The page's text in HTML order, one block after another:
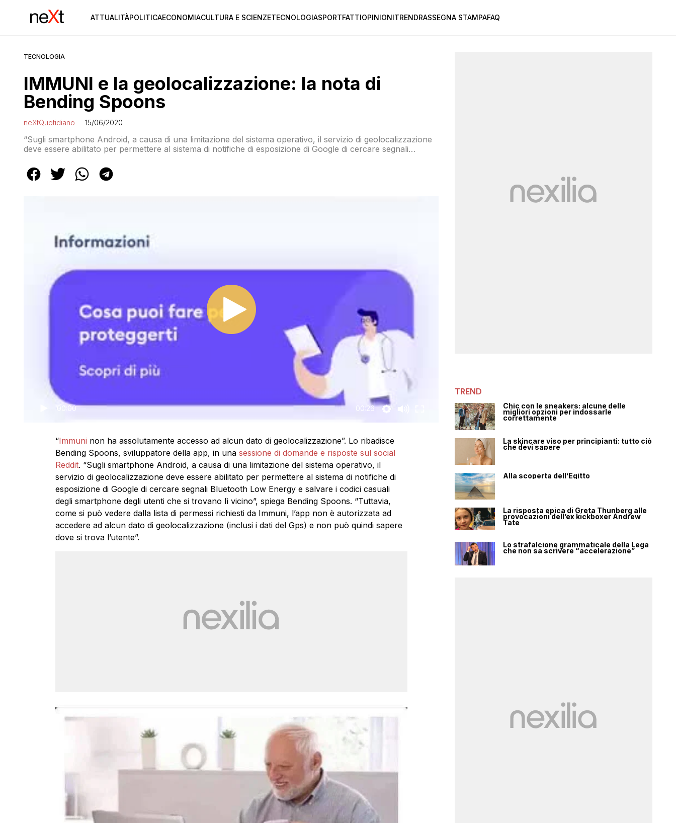
ATTUALITÀPOLITICAECONOMIACULTURA E SCIENZETECNOLOGIASPORTFATTIOPINIONITRENDRASSEGNA STAMPAFAQ
TECNOLOGIA
IMMUNI e la geolocalizzazione: la nota di
Bending Spoons
neXtQuotidiano 15/06/2020
“Sugli smartphone Android, a causa di una limitazione del sistema operativo, il servizio di geolocalizzazione
deve essere abilitato per permettere al sistema di notifiche di esposizione di Google di cercare segnali
00:00 00:26
“Immuni non ha assolutamente accesso ad alcun dato di geolocalizzazione”. Lo ribadisce
Bending Spoons, sviluppatore della app, in una sessione di domande e risposte sul social
Reddit. “Sugli smartphone Android, a causa di una limitazione del sistema operativo, il
servizio di geolocalizzazione deve essere abilitato per permettere al sistema di notifiche di
esposizione di Google di cercare segnali Bluetooth Low Energy e salvare i codici casuali
degli smartphone degli utenti che si trovano lì vicino”, spiega Bending Spoons. “Tuttavia,
come si può vedere dalla lista di permessi richiesti da Immuni, l’app non è autorizzata ad
accedere ad alcun dato di geolocalizzazione (inclusi i dati del Gps) e non può quindi sapere
dove si trova l’utente”.
TREND
Chic con le sneakers: alcune delle
migliori opzioni per indossarle
correttamente
La skincare viso per principianti: tutto ciò
che devi sapere
Alla scoperta dell’Egitto
La risposta epica di Greta Thunberg alle
provocazioni dell’ex kickboxer Andrew
Tate
Lo strafalcione grammaticale della Lega
che non sa scrivere “accelerazione”